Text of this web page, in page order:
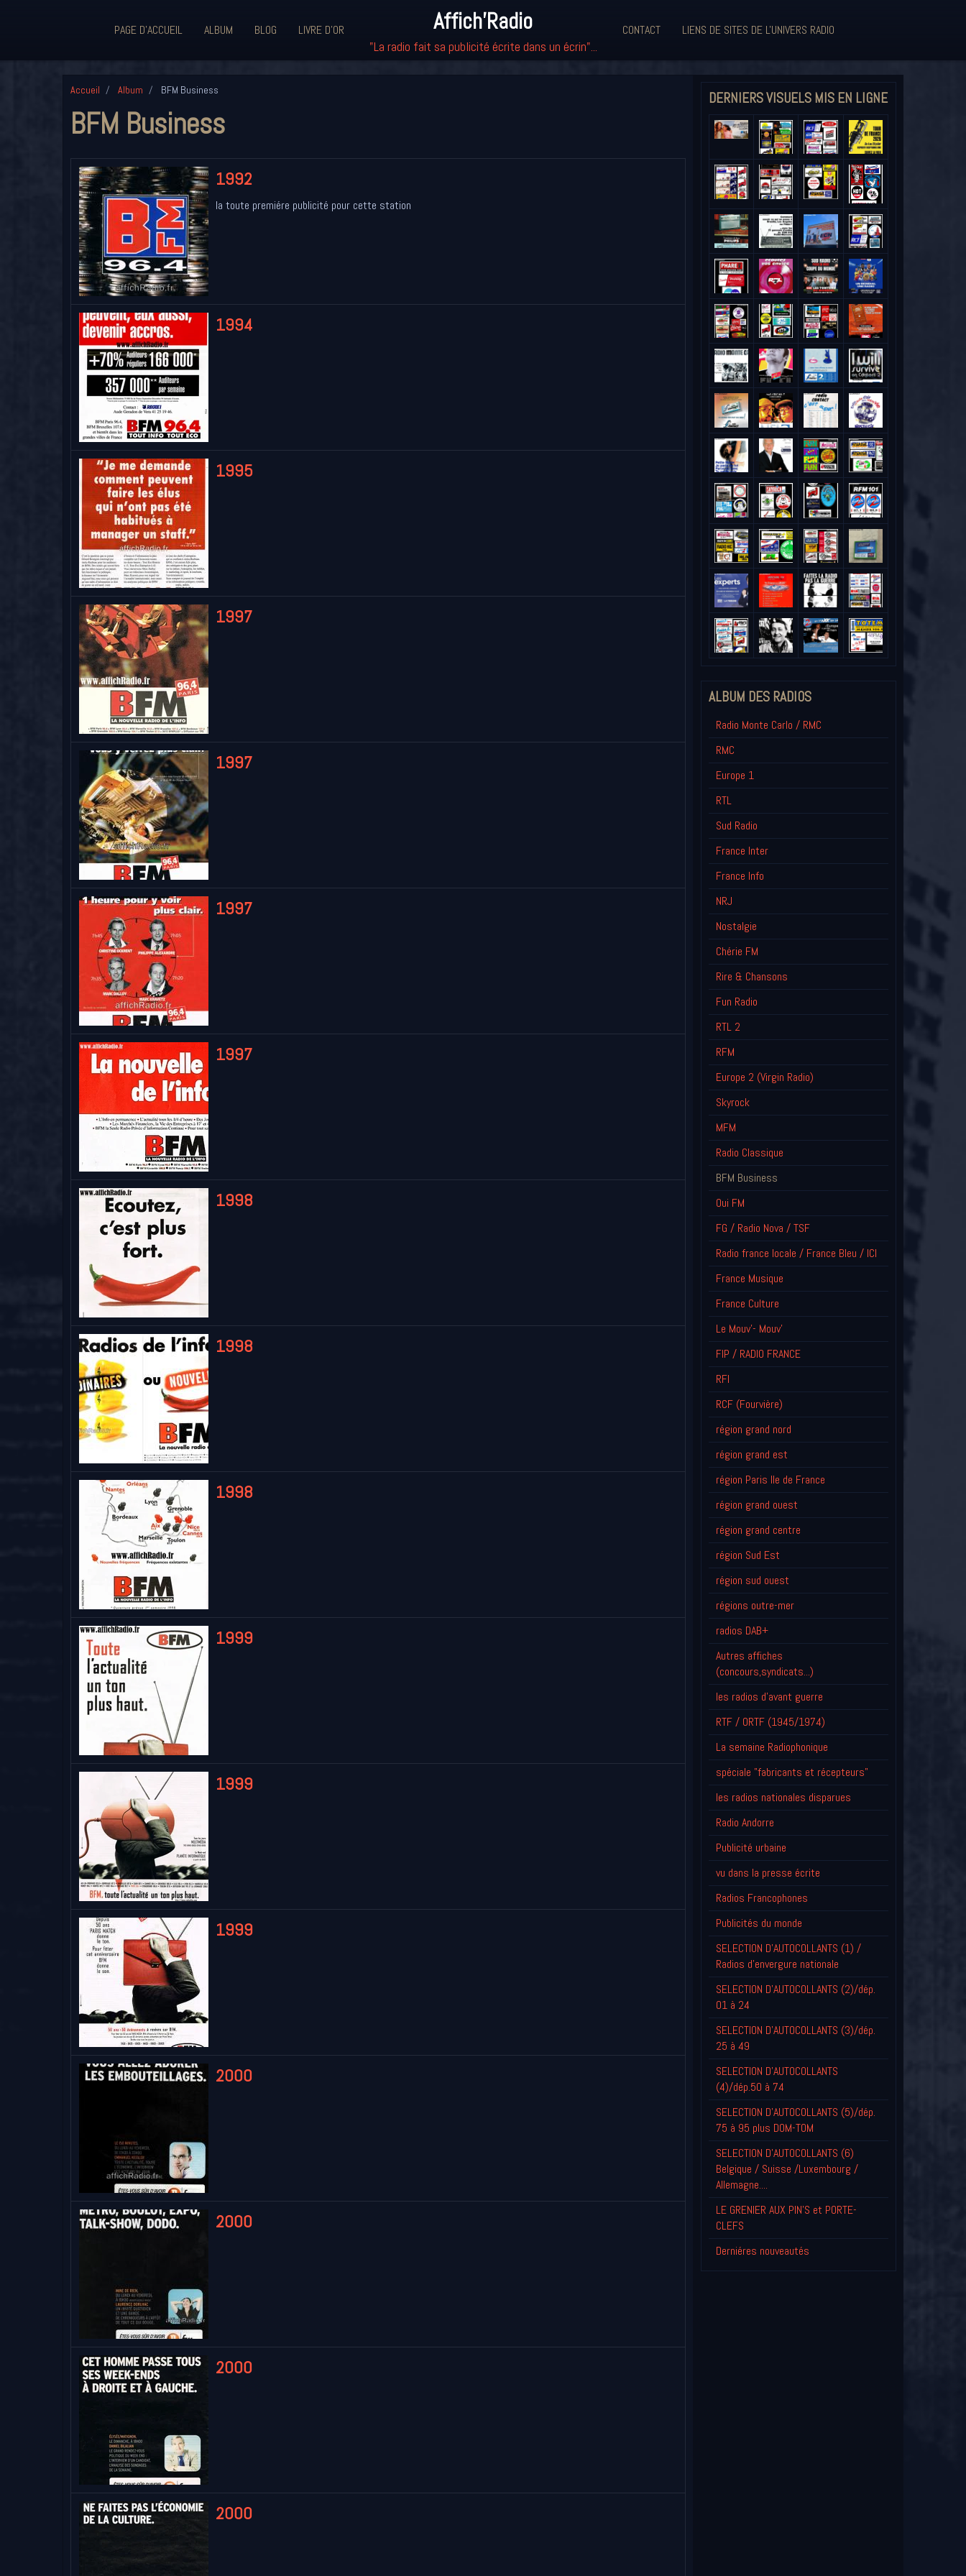
PAGE D'ACCUEIL ALBUM BLOG LIVRE D'OR Affich'Radio
"La radio fait sa publicité écrite dans un écrin"...
CONTACT LIENS DE SITES DE L'UNIVERS RADIO
Accueil Album BFM Business
BFM Business
1992
la toute premiére publicité pour cette station
1994
1995
1997
1997
1997
1997
1998
1998
1998
1999
1999
1999
2000
2000
2000
2000
DERNIERS VISUELS MIS EN LIGNE
ALBUM DES RADIOS
Radio Monte Carlo / RMC
RMC
Europe 1
RTL
Sud Radio
France Inter
France Info
NRJ
Nostalgie
Chérie FM
Rire & Chansons
Fun Radio
RTL 2
RFM
Europe 2 (Virgin Radio)
Skyrock
MFM
Radio Classique
BFM Business
Oui FM
FG / Radio Nova / TSF
Radio france locale / France Bleu / ICI
France Musique
France Culture
Le Mouv'- Mouv'
FIP / RADIO FRANCE
RFI
RCF (Fourvière)
région grand nord
région grand est
région Paris Ile de France
région grand ouest
région grand centre
région Sud Est
région sud ouest
régions outre-mer
radios DAB+
Autres affiches
(concours,syndicats...)
les radios d'avant guerre
RTF / ORTF (1945/1974)
La semaine Radiophonique
spéciale "fabricants et récepteurs"
les radios nationales disparues
Radio Andorre
Publicité urbaine
vu dans la presse écrite
Radios Francophones
Publicités du monde
SELECTION D'AUTOCOLLANTS (1) /
Radios d'envergure nationale
SELECTION D'AUTOCOLLANTS (2)/dép.
01 à 24
SELECTION D'AUTOCOLLANTS (3)/dép.
25 à 49
SELECTION D'AUTOCOLLANTS
(4)/dép.50 à 74
SELECTION D'AUTOCOLLANTS (5)/dép.
75 à 95 plus DOM-TOM
SELECTION D'AUTOCOLLANTS (6)
Belgique / Suisse /Luxembourg /
Allemagne....
LE GRENIER AUX PIN'S et PORTE-
CLEFS
Derniéres nouveautés